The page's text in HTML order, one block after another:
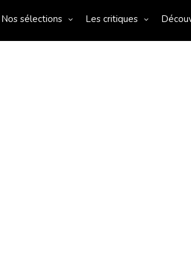
Nos sélections Les critiques